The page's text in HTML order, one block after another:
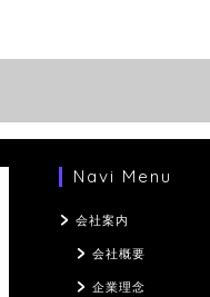
Navi Menu
会社案内
会社概要
企業理念